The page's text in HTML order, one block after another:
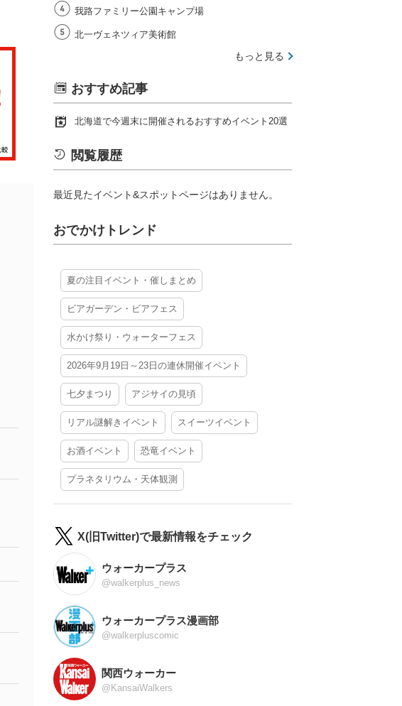
我路ファミリー公園キャンプ場
北一ヴェネツィア美術館
もっと見る
おすすめ記事
北海道で今週末に開催されるおすすめイベント20選
閲覧履歴
最近見たイベント&スポットページはありません。
おでかけトレンド
夏の注目イベント・催しまとめ
ビアガーデン・ビアフェス
水かけ祭り・ウォーターフェス
2026年9月19日～23日の連休開催イベント
七夕まつり アジサイの見頃
リアル謎解きイベント スイーツイベント
お酒イベント 恐竜イベント
プラネタリウム・天体観測
X(旧Twitter)で最新情報をチェック
ウォーカープラス
@walkerplus_news
ウォーカープラス漫画部
@walkerpluscomic
関西ウォーカー
@KansaiWalkers